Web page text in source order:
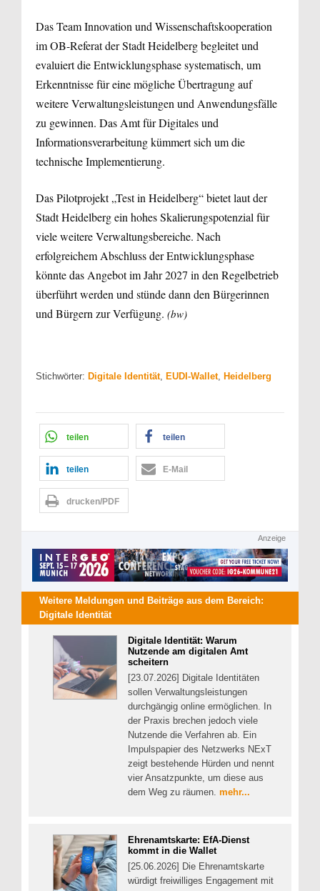
Das Team Innovation und Wissenschaftskooperation
im OB-Referat der Stadt Heidelberg begleitet und
evaluiert die Entwicklungsphase systematisch, um
Erkenntnisse für eine mögliche Übertragung auf
weitere Verwaltungsleistungen und Anwendungsfälle
zu gewinnen. Das Amt für Digitales und
Informationsverarbeitung kümmert sich um die
technische Implementierung.
Das Pilotprojekt „Test in Heidelberg“ bietet laut der
Stadt Heidelberg ein hohes Skalierungspotenzial für
viele weitere Verwaltungsbereiche. Nach
erfolgreichem Abschluss der Entwicklungsphase
könnte das Angebot im Jahr 2027 in den Regelbetrieb
überführt werden und stünde dann den Bürgerinnen
und Bürgern zur Verfügung. (bw)
Stichwörter: Digitale Identität, EUDI-Wallet, Heidelberg
teilen teilen
teilen E-Mail
drucken/PDF
Anzeige
Weitere Meldungen und Beiträge aus dem Bereich:
Digitale Identität
Digitale Identität: Warum
Nutzende am digitalen Amt
scheitern
[23.07.2026] Digitale Identitäten
sollen Verwaltungsleistungen
durchgängig online ermöglichen. In
der Praxis brechen jedoch viele
Nutzende die Verfahren ab. Ein
Impulspapier des Netzwerks NExT
zeigt bestehende Hürden und nennt
vier Ansatzpunkte, um diese aus
dem Weg zu räumen. mehr...
Ehrenamtskarte: EfA-Dienst
kommt in die Wallet
[25.06.2026] Die Ehrenamtskarte
würdigt freiwilliges Engagement mit